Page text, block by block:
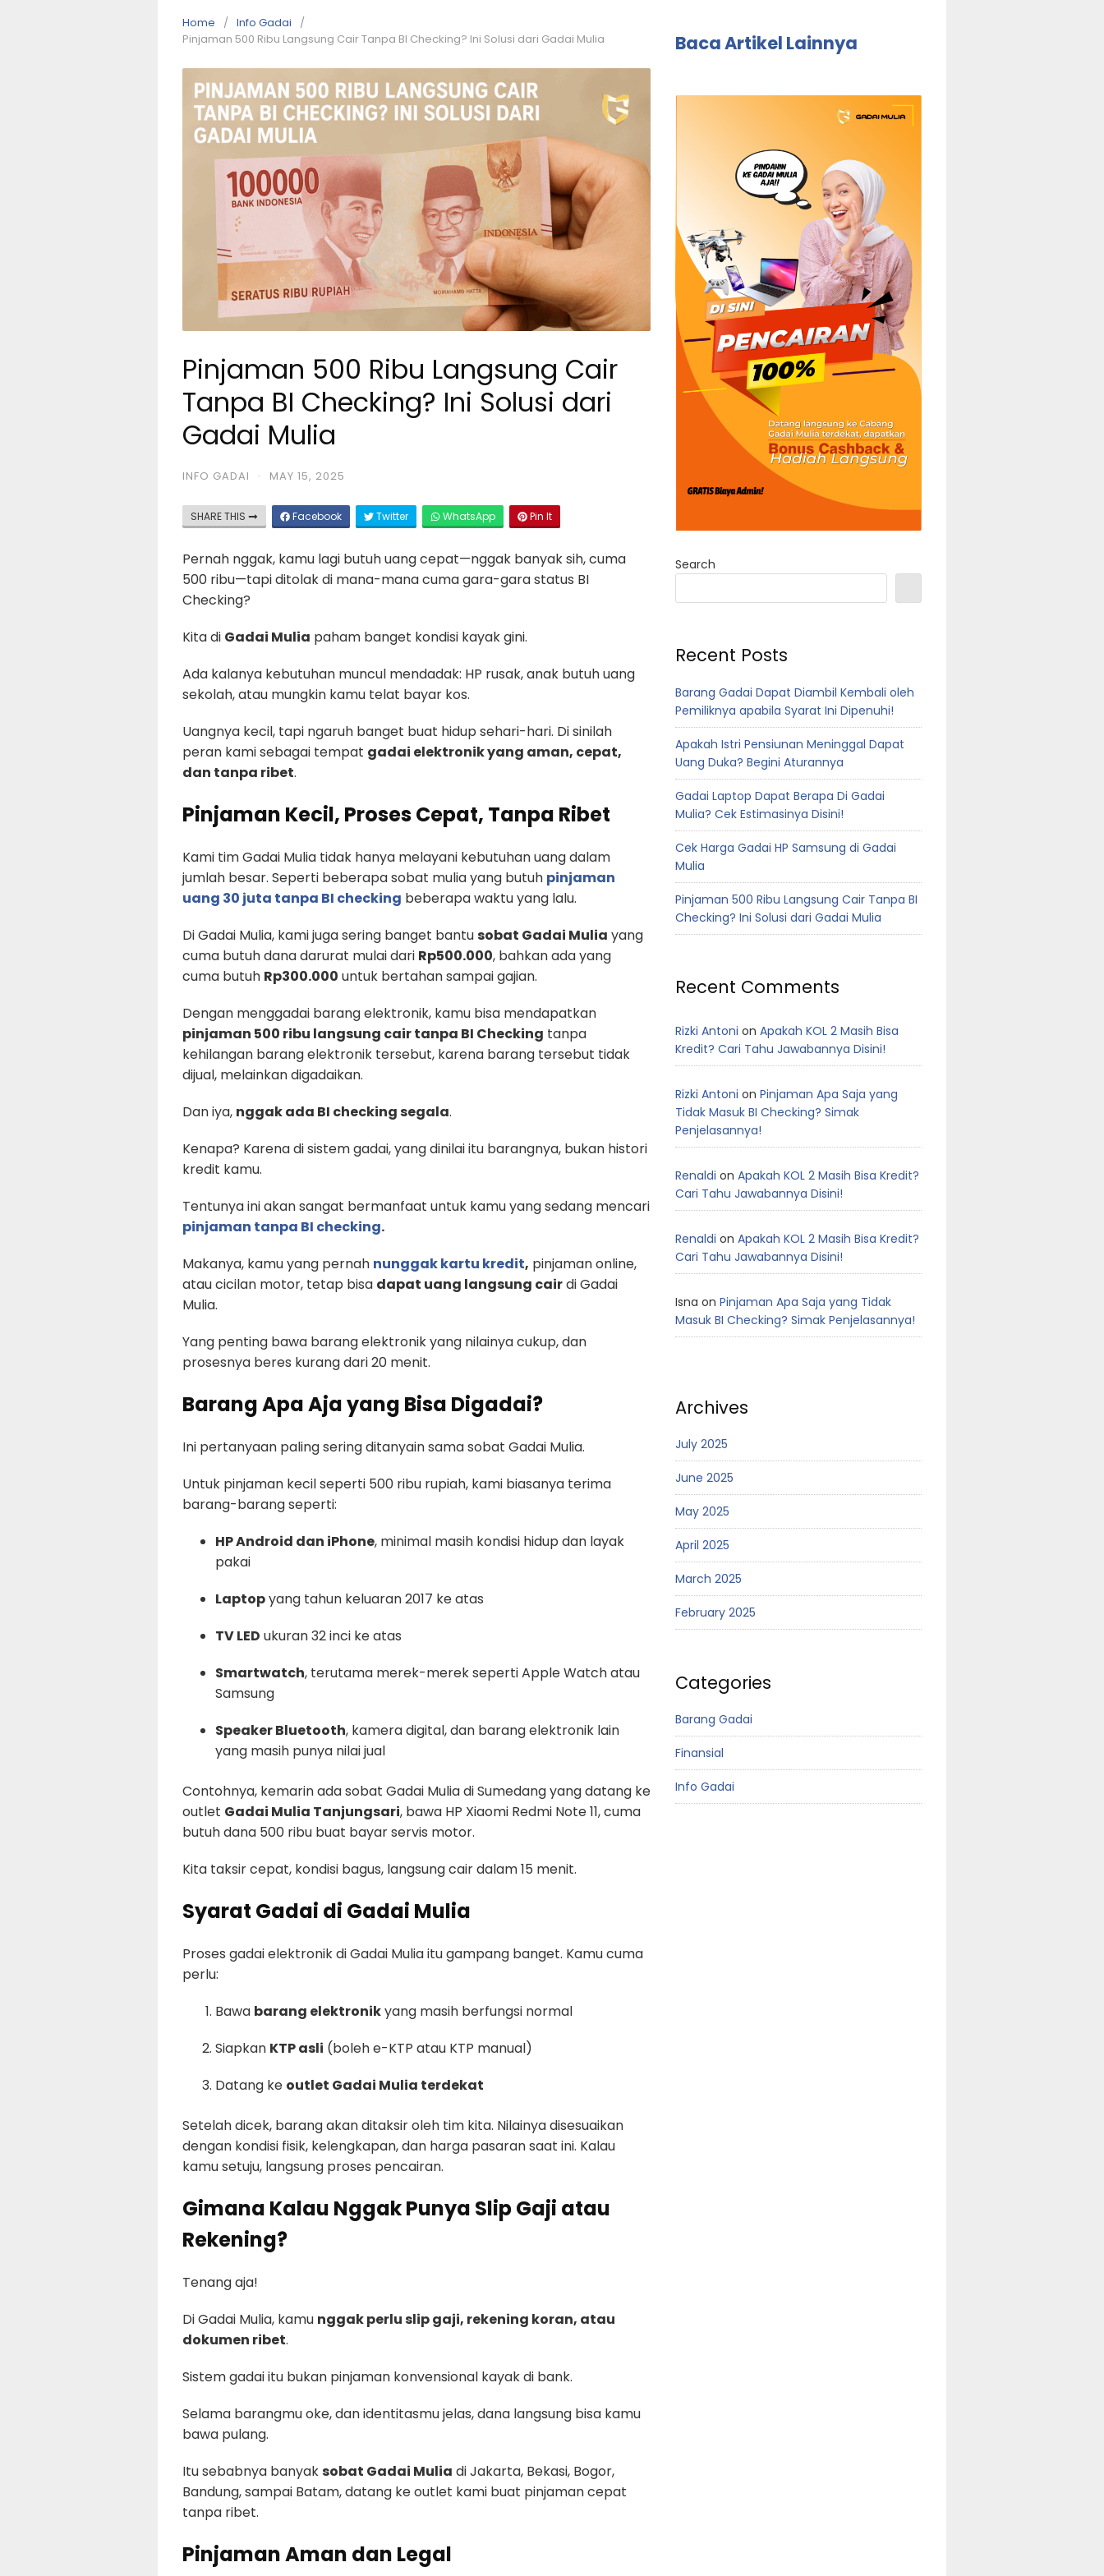
Home
Info Gadai
Pinjaman 500 Ribu Langsung Cair Tanpa BI Checking? Ini Solusi dari Gadai Mulia
Pinjaman 500 Ribu Langsung Cair
Tanpa BI Checking? Ini Solusi dari
Gadai Mulia
INFO GADAI · MAY 15, 2025
SHARE THIS Facebook Twitter WhatsApp Pin It
Pernah nggak, kamu lagi butuh uang cepat—nggak banyak sih, cuma
500 ribu—tapi ditolak di mana-mana cuma gara-gara status BI
Checking?
Kita di Gadai Mulia paham banget kondisi kayak gini.
Ada kalanya kebutuhan muncul mendadak: HP rusak, anak butuh uang
sekolah, atau mungkin kamu telat bayar kos.
Uangnya kecil, tapi ngaruh banget buat hidup sehari-hari. Di sinilah
peran kami sebagai tempat gadai elektronik yang aman, cepat,
dan tanpa ribet.
Pinjaman Kecil, Proses Cepat, Tanpa Ribet
Kami tim Gadai Mulia tidak hanya melayani kebutuhan uang dalam
jumlah besar. Seperti beberapa sobat mulia yang butuh pinjaman
uang 30 juta tanpa BI checking beberapa waktu yang lalu.
Di Gadai Mulia, kami juga sering banget bantusobat Gadai Mulia yang
cuma butuh dana darurat mulai dari Rp500.000, bahkan ada yang
cuma butuh Rp300.000 untuk bertahan sampai gajian.
Dengan menggadai barang elektronik, kamu bisa mendapatkan
pinjaman 500 ribu langsung cair tanpa BI Checking tanpa
kehilangan barang elektronik tersebut, karena barang tersebut tidak
dijual, melainkan digadaikan.
Dan iya, nggak ada BI checking segala.
Kenapa? Karena di sistem gadai, yang dinilai itu barangnya, bukan histori
kredit kamu.
Tentunya ini akan sangat bermanfaat untuk kamu yang sedang mencari
pinjaman tanpa BI checking.
Makanya, kamu yang pernah nunggak kartu kredit, pinjaman online,
atau cicilan motor, tetap bisa dapat uang langsung cairdi Gadai
Mulia.
Yang penting bawa barang elektronik yang nilainya cukup, dan
prosesnya beres kurang dari 20 menit.
Barang Apa Aja yang Bisa Digadai?
Ini pertanyaan paling sering ditanyain sama sobat Gadai Mulia.
Untuk pinjaman kecil seperti 500 ribu rupiah, kami biasanya terima
barang-barang seperti:
HP Android dan iPhone, minimal masih kondisi hidup dan layak
pakai
Laptopyang tahun keluaran 2017 ke atas
TV LED ukuran 32 inci ke atas
Smartwatch, terutama merek-merek seperti Apple Watch atau
Samsung
Speaker Bluetooth, kamera digital, dan barang elektronik lain
yang masih punya nilai jual
Contohnya, kemarin ada sobat Gadai Mulia di Sumedang yang datang ke
outlet Gadai Mulia Tanjungsari, bawa HP Xiaomi Redmi Note 11, cuma
butuh dana 500 ribu buat bayar servis motor.
Kita taksir cepat, kondisi bagus, langsung cair dalam 15 menit.
Syarat Gadai di Gadai Mulia
Proses gadai elektronik di Gadai Mulia itu gampang banget. Kamu cuma
perlu:
Bawa barang elektronikyang masih berfungsi normal
Siapkan KTP asli (boleh e-KTP atau KTP manual)
Datang ke outlet Gadai Mulia terdekat
Setelah dicek, barang akan ditaksir oleh tim kita. Nilainya disesuaikan
dengan kondisi fisik, kelengkapan, dan harga pasaran saat ini. Kalau
kamu setuju, langsung proses pencairan.
Gimana Kalau Nggak Punya Slip Gaji atau
Rekening?
Tenang aja!
Di Gadai Mulia, kamu nggak perlu slip gaji, rekening koran, atau
dokumen ribet.
Sistem gadai itu bukan pinjaman konvensional kayak di bank.
Selama barangmu oke, dan identitasmu jelas, dana langsung bisa kamu
bawa pulang.
Itu sebabnya banyaksobat Gadai Mulia di Jakarta, Bekasi, Bogor,
Bandung, sampai Batam, datang ke outlet kami buat pinjaman cepat
tanpa ribet.
Pinjaman Aman dan Legal
Baca Artikel Lainnya
Search
Recent Posts
Barang Gadai Dapat Diambil Kembali oleh
Pemiliknya apabila Syarat Ini Dipenuhi!
Apakah Istri Pensiunan Meninggal Dapat
Uang Duka? Begini Aturannya
Gadai Laptop Dapat Berapa Di Gadai
Mulia? Cek Estimasinya Disini!
Cek Harga Gadai HP Samsung di Gadai
Mulia
Pinjaman 500 Ribu Langsung Cair Tanpa BI
Checking? Ini Solusi dari Gadai Mulia
Recent Comments
Rizki Antoni on Apakah KOL 2 Masih Bisa
Kredit? Cari Tahu Jawabannya Disini!
Rizki Antoni on Pinjaman Apa Saja yang
Tidak Masuk BI Checking? Simak
Penjelasannya!
Renaldi on Apakah KOL 2 Masih Bisa Kredit?
Cari Tahu Jawabannya Disini!
Renaldi on Apakah KOL 2 Masih Bisa Kredit?
Cari Tahu Jawabannya Disini!
Isna on Pinjaman Apa Saja yang Tidak
Masuk BI Checking? Simak Penjelasannya!
Archives
July 2025
June 2025
May 2025
April 2025
March 2025
February 2025
Categories
Barang Gadai
Finansial
Info Gadai